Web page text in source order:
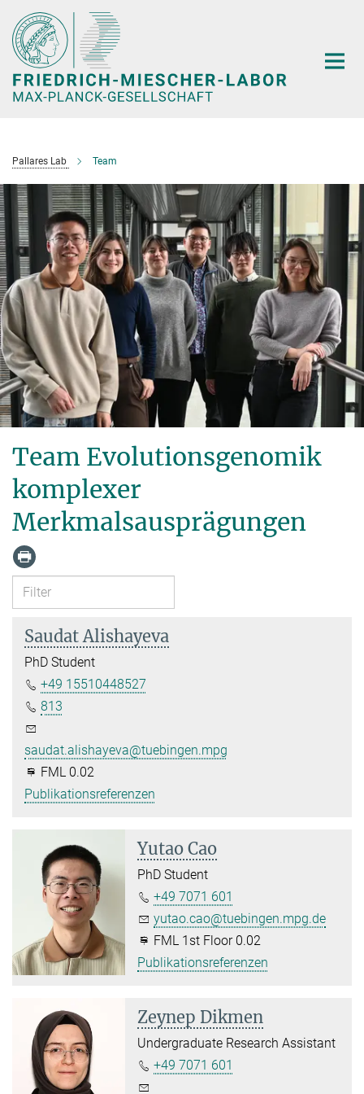
Hauptinhalt
Pallares Lab Team
Team Evolutionsgenomik
komplexer
Merkmalsausprägungen
Saudat Alishayeva
PhD Student
+49 15510448527
813
saudat.alishayeva@tuebingen.mpg.de
FML 0.02
Publikationsreferenzen
Yutao Cao
PhD Student
+49 7071 601
yutao.cao@tuebingen.mpg.de
FML 1st Floor 0.02
Publikationsreferenzen
Zeynep Dikmen
Undergraduate Research Assistant
+49 7071 601